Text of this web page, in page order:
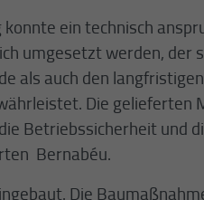
ein technisch
umgesetzt werden, der
als auch den
Die gelieferten
Betriebssicherheit und
Bernabéu.
Die